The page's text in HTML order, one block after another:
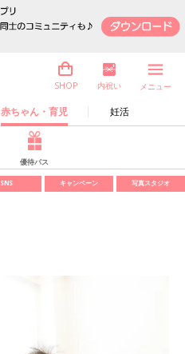
赤ちゃん・育児 妊活
SHOP 内祝い メニュー
優待パス
SNS キャンペーン 写真スタジオ